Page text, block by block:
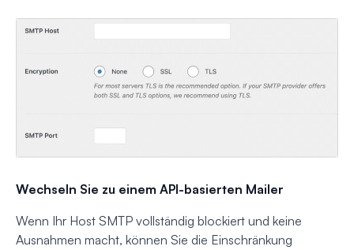
Wechseln Sie zu einem API-basierten Mailer
Wenn Ihr Host SMTP vollständig blockiert und keine
Ausnahmen macht, können Sie die Einschränkung